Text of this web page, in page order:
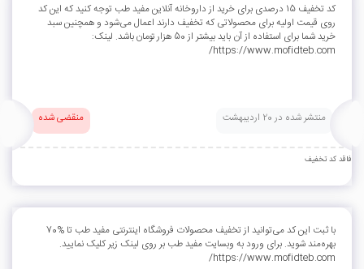
کد تخفیف 15 درصدی برای خرید از داروخانه آنلاین مفید طب توجه کنید که این کد
روی قیمت اولیه برای محصولاتی که تخفیف دارند اعمال می‌شود و همچنین سبد
خرید شما برای استفاده از آن باید بیشتر از 50 هزار تومان باشد. لینک:
https://www.mofidteb.com/
منتشر شده در 20 اردیبهشت منقضی شده
فاقد کد تخفیف
با ثبت این کد می‌توانید از تخفیف محصولات فروشگاه اینترنتی مفید طب تا %70
بهره‌مند شوید. برای ورود به وبسایت مفید طب بر روی لینک زیر کلیک نمایید.
https://www.mofidteb.com/